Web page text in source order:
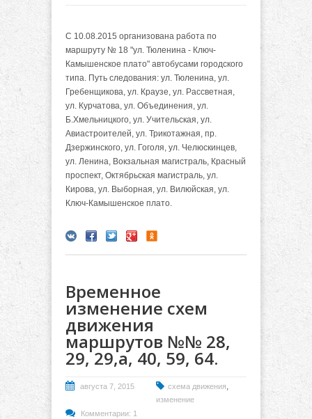
С 10.08.2015 организована работа по
маршруту № 18 "ул. Тюленина - Ключ-
Камышенское плато" автобусами городского
типа. Путь следования: ул. Тюленина, ул.
Гребенщикова, ул. Краузе, ул. Рассветная,
ул. Курчатова, ул. Объединения, ул.
Б.Хмельницкого, ул. Учительская, ул.
Авиастроителей, ул. Трикотажная, пр.
Дзержинского, ул. Гоголя, ул. Челюскинцев,
ул. Ленина, Вокзальная магистраль, Красный
проспект, Октябрьская магистраль, ул.
Кирова, ул. Выборная, ул. Вилюйская, ул.
Ключ-Камышенское плато.
Временное
изменение схем
движения
маршрутов №№ 28,
29, 29,а, 40, 59, 64.
августа 7, 2015 схема движения,
изменение
Комментарии: 1